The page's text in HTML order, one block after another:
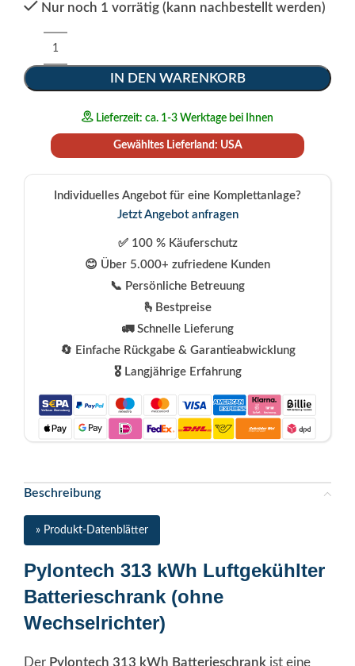
Nur noch 1 vorrätig (kann nachbestellt werden)
IN DEN WARENKORB
Alternative:
Lieferzeit: ca. 1-3 Werktage bei Ihnen
Gewähltes Lieferland: USA
Individuelles Angebot für eine Komplettanlage?
Jetzt Angebot anfragen
✅ 100 % Käuferschutz
😊 Über 5.000+ zufriedene Kunden
📞 Persönliche Betreuung
🫰Bestpreise
🚛 Schnelle Lieferung
🔄 Einfache Rückgabe & Garantieabwicklung
🎖️ Langjährige Erfahrung
Beschreibung
» Produkt-Datenblätter
Pylontech 313 kWh Luftgekühlter
Batterieschrank (ohne
Wechselrichter)
Der Pylontech 313 kWh Batterieschrank ist eine